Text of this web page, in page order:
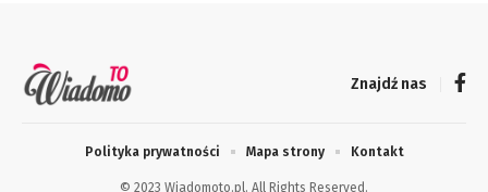
Znajdź nas
© 2023 Wiadomoto.pl. All Rights Reserved.
Polityka prywatności Mapa strony Kontakt